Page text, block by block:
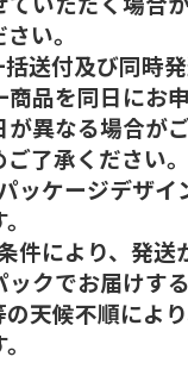
い。
送付及び同時
商品を同日にお
が異なる場合が
了承ください。
ッケージデザイ
件により、発送
クでお届けす
天候不順によ